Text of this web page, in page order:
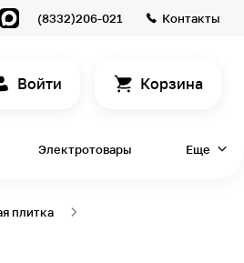
(8332)206-021 Контакты
Войти Корзина
Электротовары Еще
плитка